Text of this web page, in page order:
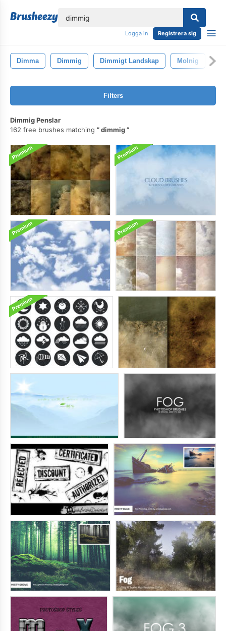
Logga in Registrera sig
Dimma Dimmig Dimmigt Landskap Molnig
Filters
Dimmig Penslar
162 free brushes matching
dimmig